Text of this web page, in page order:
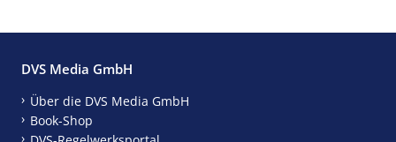
DVS Media GmbH
Über die DVS Media GmbH
Book-Shop